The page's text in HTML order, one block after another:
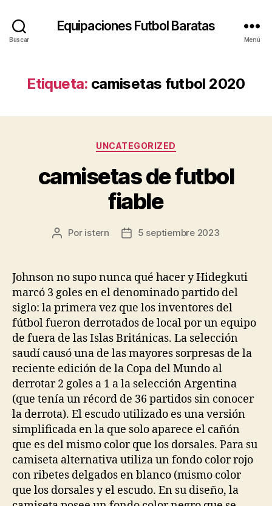
Buscar
Equipaciones Futbol Baratas
Menú
Etiqueta: camisetas futbol 2020
Categorías
UNCATEGORIZED
camisetas de futbol
fiable
Autor
entrada
Por istern
Fecha
entrada
5 septiembre 2023
Johnson no supo nunca qué hacer y Hidegkuti
marcó 3 goles en el denominado partido del
siglo: la primera vez que los inventores del
fútbol fueron derrotados de local por un equipo
de fuera de las Islas Británicas. La selección
saudí causó una de las mayores sorpresas de la
reciente edición de la Copa del Mundo al
derrotar 2 goles a 1 a la selección Argentina
(que tenía un récord de 36 partidos sin conocer
la derrota). El escudo utilizado es una versión
simplificada en la que solo aparece el cañón
que es del mismo color que los dorsales. Para su
camiseta alternativa utiliza un fondo color rojo
con ribetes delgados en blanco (mismo color
que los dorsales y el escudo. En su diseño, la